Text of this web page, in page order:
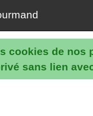
cookies de nos
sans lien